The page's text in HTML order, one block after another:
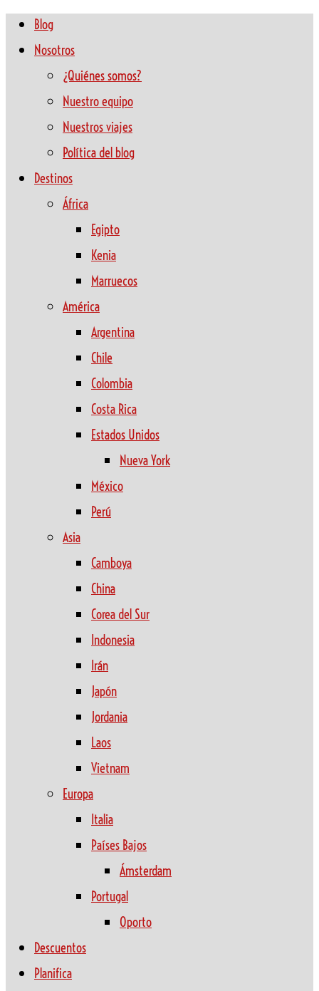
Blog
Nosotros
¿Quiénes somos?
Nuestro equipo
Nuestros viajes
Política del blog
Destinos
África
Egipto
Kenia
Marruecos
América
Argentina
Chile
Colombia
Costa Rica
Estados Unidos
Nueva York
México
Perú
Asia
Camboya
China
Corea del Sur
Indonesia
Irán
Japón
Jordania
Laos
Vietnam
Europa
Italia
Países Bajos
Ámsterdam
Portugal
Oporto
Descuentos
Planifica